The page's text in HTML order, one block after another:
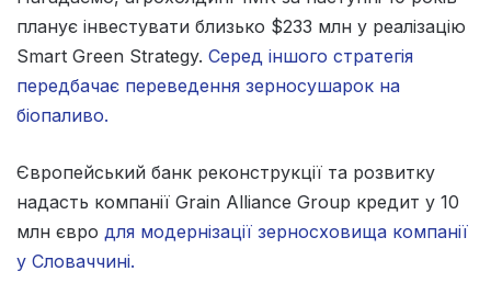
планує інвестувати близько $233 млн у реалізацію
Smart Green Strategy. Серед іншого стратегія
передбачає переведення зерносушарок на
біопаливо.
Європейський банк реконструкції та розвитку
надасть компанії Grain Alliance Group кредит у 10
млн євро для модернізації зерносховища компанії
у Словаччині.